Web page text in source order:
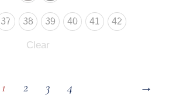
37 38 39 40 41 42
Clear
1 2 3 4 →